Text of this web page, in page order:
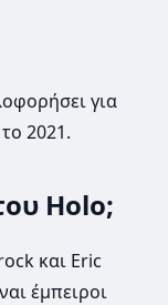
για
2021.
Holo;
και Eric
έμπειροι